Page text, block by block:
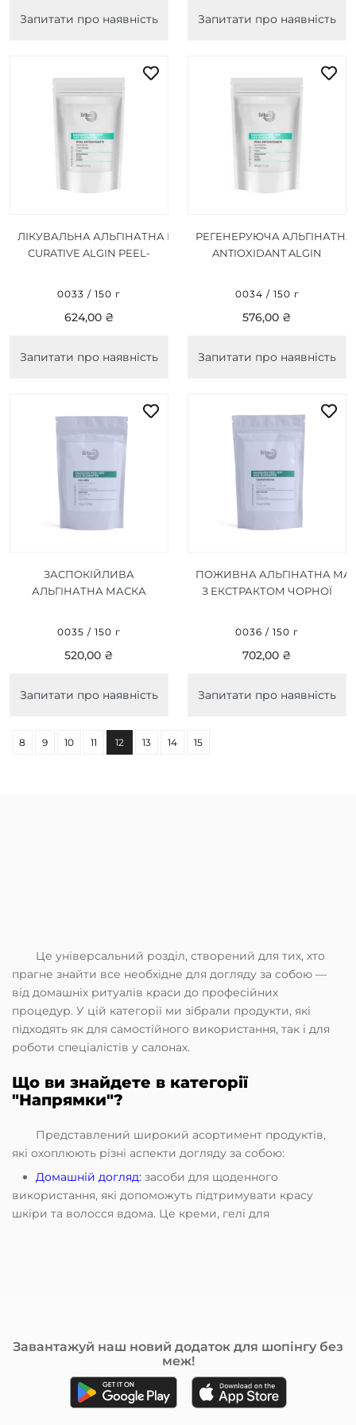
Запитати про наявність Запитати про наявність
ЛІКУВАЛЬНА АЛЬГІНАТНА МАСКА
CURATIVE ALGIN PEEL-
0033 / 150 г
624,00 ₴
Запитати про наявність
РЕГЕНЕРУЮЧА
ANTIOXIDANT ALGIN
0034 / 150 г
576,00 ₴
Запитати про наявність
ЗАСПОКІЙЛИВА
АЛЬГІНАТНА МАСКА
0035 / 150 г
520,00 ₴
Запитати про наявність
ПОЖИВНА АЛЬГІНАТНА
З ЕКСТРАКТОМ ЧОРНОЇ
0036 / 150 г
702,00 ₴
Запитати про наявність
8 9 10 11 12 13 14 15
Це універсальний розділ, створений для тих, хто
прагне знайти все необхідне для догляду за собою —
від домашніх ритуалів краси до професійних
процедур. У цій категорії ми зібрали продукти, які
підходять як для самостійного використання, так і для
роботи спеціалістів у салонах.
Що ви знайдете в категорії
"Напрямки"?
Представлений широкий асортимент продуктів,
які охоплюють різні аспекти догляду за собою:
Домашній догляд: засоби для щоденного
використання, які допоможуть підтримувати красу
шкіри та волосся вдома. Це креми, гелі для
компонентами, які використовуються в салонах
Апаратна косметологія:
засоби для використання
з апаратними методиками, наприклад під час
Завантажуй наш новий додаток для шопінгу без
меж!